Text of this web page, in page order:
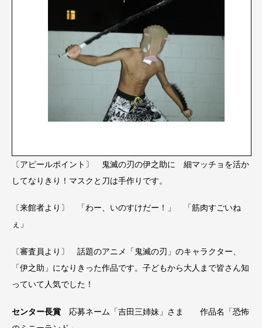
〔アピールポイント〕 鬼滅の刃の伊之助に 細マッチョを活か
してなりきり！マスクと刀は手作りです。
〔来館者より〕 「わー、いのすけだー！」 「筋肉すごいね
ぇ」
〔審査員より〕 話題のアニメ「鬼滅の刃」のキャラクター、
「伊之助」になりきった作品です。子どもから大人まで皆さん知
っていて人気でした！
センター長賞 応募ネーム「吉田三姉妹」さま 作品名「恐怖